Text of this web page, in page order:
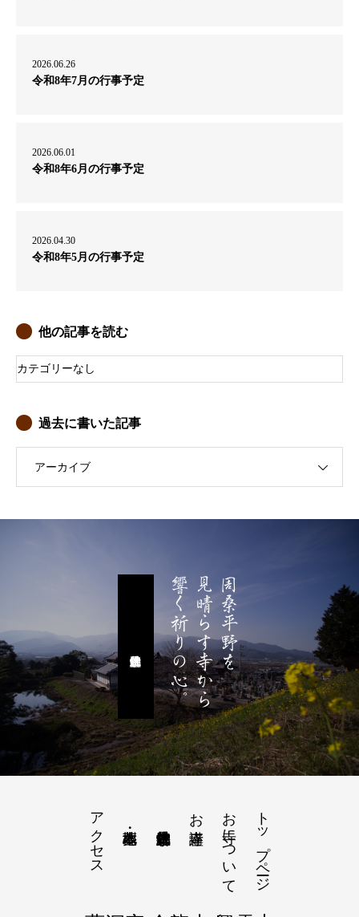
2026.06.26
令和8年7月の行事予定
2026.06.01
令和8年6月の行事予定
2026.04.30
令和8年5月の行事予定
他の記事を読む
カテゴリーなし
過去に書いた記事
アーカイブ
周桑平野を
見晴らす寺から
響く祈りの心。
トップページ
お寺について
お寺講座
アクセス